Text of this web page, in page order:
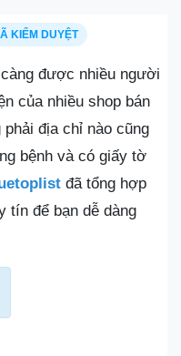
KIỂM DUYỆT
được nhiều người
của nhiều shop bán
địa chỉ nào cũng
bệnh và có giấy tờ
đã tổng hợp
tín để bạn dễ dàng